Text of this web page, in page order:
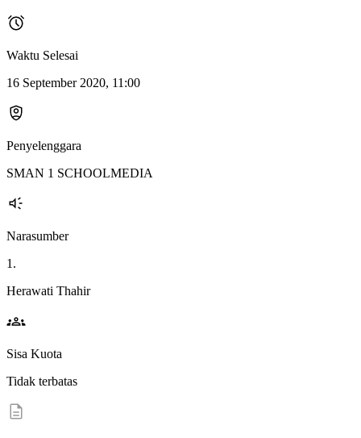
Waktu Selesai
16 September 2020, 11:00
Penyelenggara
SMAN 1 SCHOOLMEDIA
Narasumber
1.
Herawati Thahir
Sisa Kuota
Tidak terbatas